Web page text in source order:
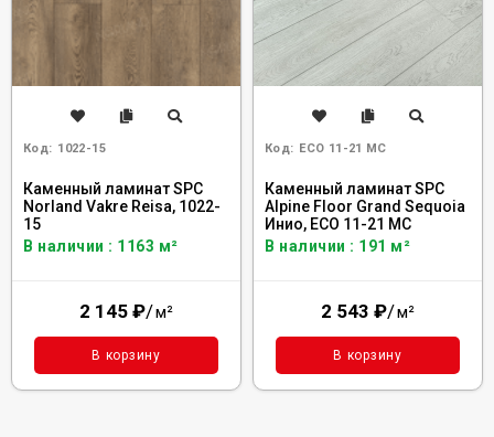
Код: 1022-15
Каменный ламинат SPC
Norland Vakre Reisa, 1022-
15
В наличии : 1163 м²
2 145 ₽/м²
В корзину
Код: ECO 11-21 MC
Каменный ламинат SPC
Alpine Floor Grand Sequoia
Инио, ECO 11-21 MC
В наличии : 191 м²
2 543 ₽/м²
В корзину